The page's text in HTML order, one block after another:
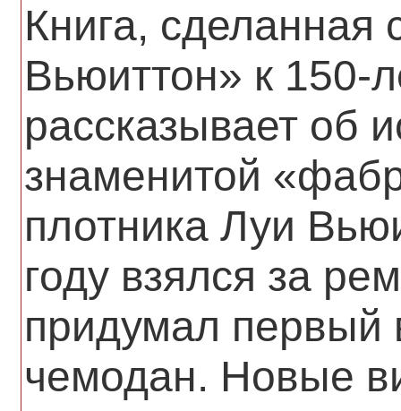
Книга, сделанная
Вьюиттон» к 150-
рассказывает об
знаменитой
плотника Луи
году взялся за
придумал первый
чемодан. Новые